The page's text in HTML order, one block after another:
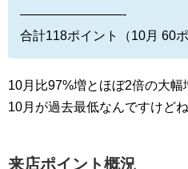
————————-
合計118ポイント（10月 60
10月比97%増とほぼ2倍の大
10月が過去最低なんですけどね
来店ポイント概況